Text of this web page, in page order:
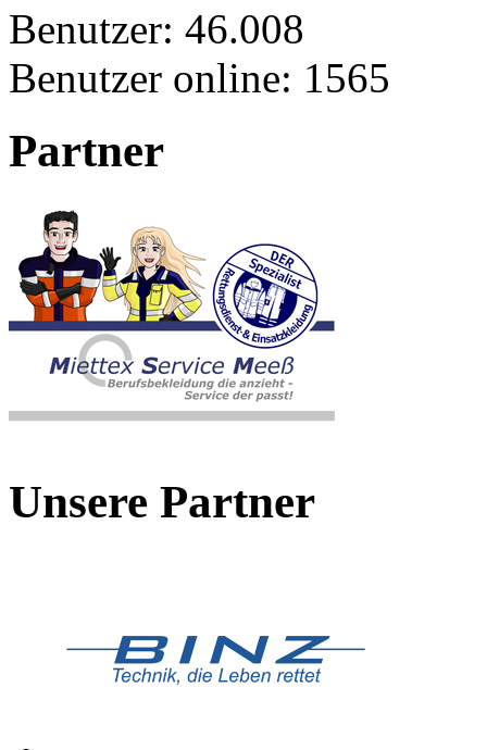
Benutzer: 46.008
Benutzer online: 1565
Partner
Unsere Partner